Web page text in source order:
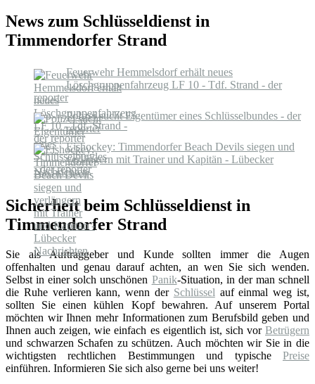
News zum Schlüsseldienst in
Timmendorfer Strand
Feuerwehr Hemmelsdorf erhält neues
Löschgruppenfahrzeug LF 10 - Tdf. Strand - der
reporter
Polizei sucht Eigentümer eines Schlüsselbundes - der
reporter
Eishockey: Timmendorfer Beach Devils siegen und
verlängern mit Trainer und Kapitän - Lübecker
Nachrichten
Sicherheit beim Schlüsseldienst in
Timmendorfer Strand
Sie als Auftraggeber und Kunde sollten immer die Augen
offenhalten und genau darauf achten, an wen Sie sich wenden.
Selbst in einer solch unschönen Panik-Situation, in der man schnell
die Ruhe verlieren kann, wenn der Schlüssel auf einmal weg ist,
sollten Sie einen kühlen Kopf bewahren. Auf unserem Portal
möchten wir Ihnen mehr Informationen zum Berufsbild geben und
Ihnen auch zeigen, wie einfach es eigentlich ist, sich vor Betrügern
und schwarzen Schafen zu schützen. Auch möchten wir Sie in die
wichtigsten rechtlichen Bestimmungen und typische Preise
einführen. Informieren Sie sich also gerne bei uns weiter!